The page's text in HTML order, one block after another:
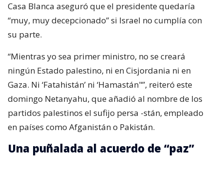
Casa Blanca aseguró que el presidente quedaría
“muy, muy decepcionado” si Israel no cumplía con
su parte.
“Mientras yo sea primer ministro, no se creará
ningún Estado palestino, ni en Cisjordania ni en
Gaza. Ni ‘Fatahistán’ ni ‘Hamastán"”, reiteró este
domingo Netanyahu, que añadió al nombre de los
partidos palestinos el sufijo persa -stán, empleado
en países como Afganistán o Pakistán.
Una puñalada al acuerdo de “paz”